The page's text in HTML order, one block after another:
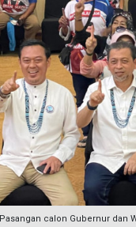
Pasangan calon Gubernur dan